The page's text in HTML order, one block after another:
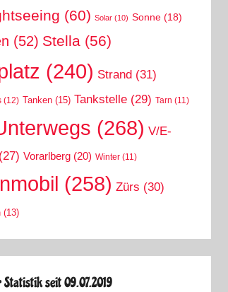
(60) Solar (10) Sonne (18)
(52) Stella (56)
(240) Strand (31)
(12) Tanken (15) Tankstelle (29) Tarn (11)
(268) V/E-
(27) Vorarlberg (20) Winter (11)
(258) Zürs (30)
(13)
Statistik seit 09.07.2019